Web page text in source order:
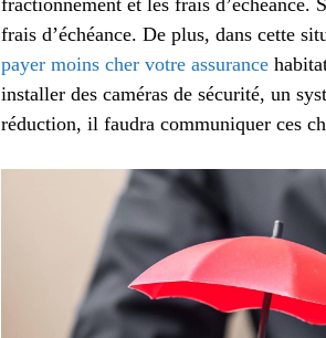
fractionnement et les frais d’échéance.
frais d’échéance. De plus, dans cette
payer moins cher votre assurance
installer des caméras de sécurité, un
réduction, il faudra communiquer ces